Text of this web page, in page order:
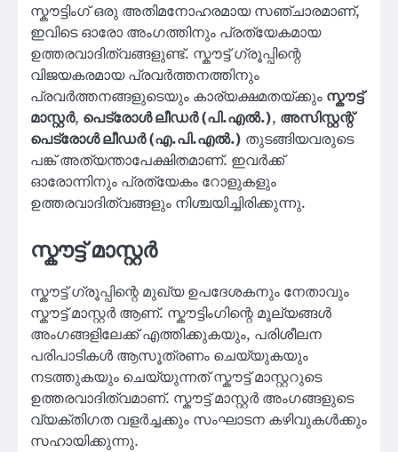
സ്കൗട്ടിംഗ് ഒരു അതിമനോഹരമായ സഞ്ചാരമാണ്,
ഇവിടെ ഓരോ അംഗത്തിനും പ്രത്യേകമായ
ഉത്തരവാദിത്വങ്ങളുണ്ട്. സ്കൗട്ട് ഗ്രൂപ്പിന്റെ
വിജയകരമായ പ്രവർത്തനത്തിനും
പ്രവർത്തനങ്ങളുടെയും കാര്യക്ഷമതയ്ക്കും സ്കൗട്ട്
മാസ്റ്റർ, പെട്രോൾ ലീഡർ (പി.എൽ.), അസിസ്റ്റന്റ്
പെട്രോൾ ലീഡർ (എ.പി.എൽ.) തുടങ്ങിയവരുടെ
പങ്ക് അത്യന്താപേക്ഷിതമാണ്. ഇവർക്ക്
ഓരോന്നിനും പ്രത്യേകം റോളുകളും
ഉത്തരവാദിത്വങ്ങളും നിശ്ചയിച്ചിരിക്കുന്നു.
സ്കൗട്ട് മാസ്റ്റർ
സ്കൗട്ട് ഗ്രൂപ്പിന്റെ മുഖ്യ ഉപദേശകനും നേതാവും
സ്കൗട്ട് മാസ്റ്റർ ആണ്. സ്കൗട്ടിംഗിന്റെ മൂല്യങ്ങൾ
അംഗങ്ങളിലേക്ക് എത്തിക്കുകയും, പരിശീലന
പരിപാടികൾ ആസൂത്രണം ചെയ്യുകയും
നടത്തുകയും ചെയ്യുന്നത് സ്കൗട്ട് മാസ്റ്ററുടെ
ഉത്തരവാദിത്വമാണ്. സ്കൗട്ട് മാസ്റ്റർ അംഗങ്ങളുടെ
വ്യക്തിഗത വളർച്ചക്കും സംഘാടന കഴിവുകൾക്കും
സഹായിക്കുന്നു.